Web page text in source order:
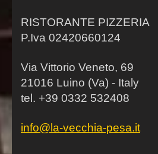
RISTORANTE PIZZERIA
P.Iva 02420660124
Via Vittorio Veneto, 69
21016 Luino (Va) - Italy
tel. +39 0332 532408
info@la-vecchia-pesa.it